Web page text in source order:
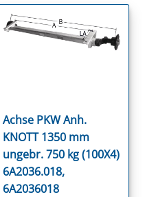
Achse PKW Anh.
KNOTT 1350 mm
ungebr. 750 kg (100X4)
6A2036.018,
6A2036018